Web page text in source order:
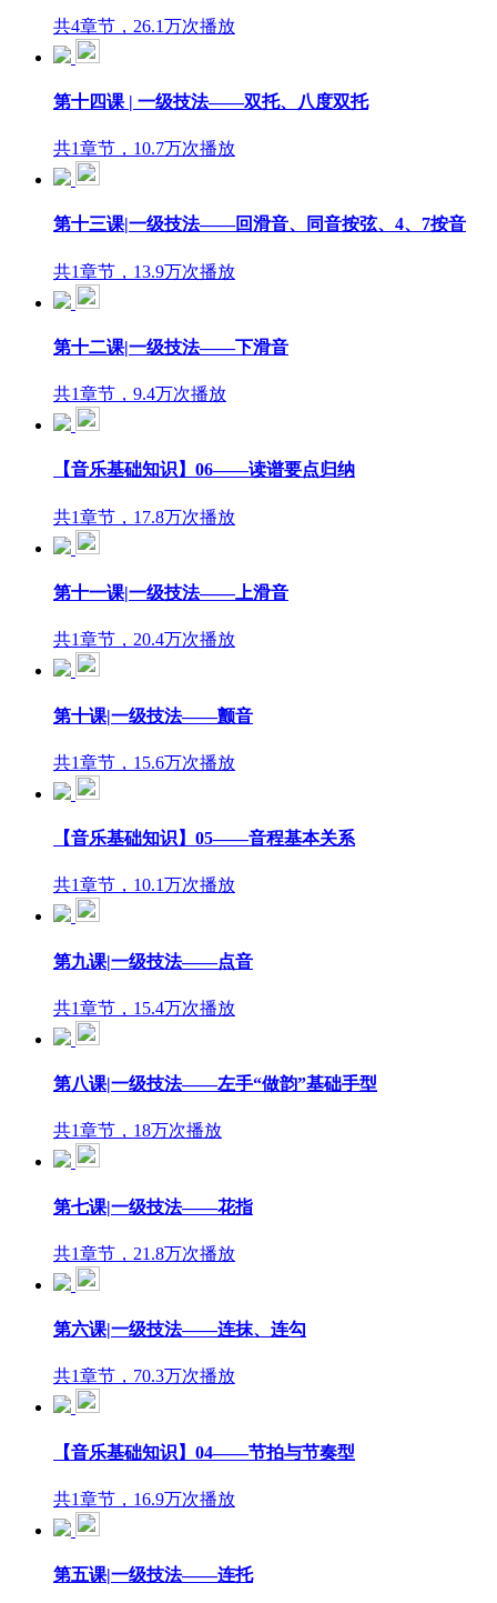
共4章节，26.1万次播放
第十四课 | 一级技法——双托、八度双托
共1章节，10.7万次播放
第十三课|一级技法——回滑音、同音按弦、4、7按音
共1章节，13.9万次播放
第十二课|一级技法——下滑音
共1章节，9.4万次播放
【音乐基础知识】06——读谱要点归纳
共1章节，17.8万次播放
第十一课|一级技法——上滑音
共1章节，20.4万次播放
第十课|一级技法——颤音
共1章节，15.6万次播放
【音乐基础知识】05——音程基本关系
共1章节，10.1万次播放
第九课|一级技法——点音
共1章节，15.4万次播放
第八课|一级技法——左手“做韵”基础手型
共1章节，18万次播放
第七课|一级技法——花指
共1章节，21.8万次播放
第六课|一级技法——连抹、连勾
共1章节，70.3万次播放
【音乐基础知识】04——节拍与节奏型
共1章节，16.9万次播放
第五课|一级技法——连托